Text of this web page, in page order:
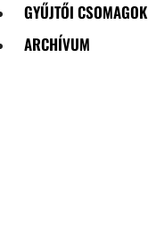
GYŰJTŐI CSOMAGOK
ARCHÍVUM